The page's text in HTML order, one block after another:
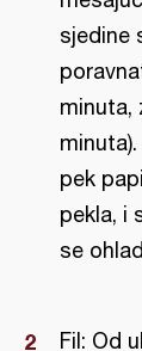
sjedine
minuta,
pek
pekla, i
se
Fil: Od